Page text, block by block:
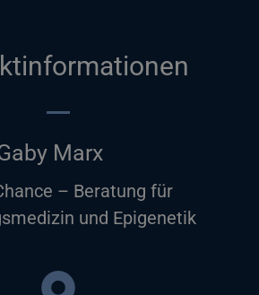
Marx
– Beratung für
und Epigenetik